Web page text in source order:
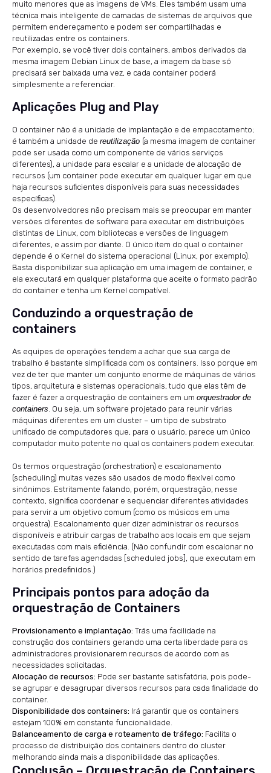
muito menores que as imagens de VMs. Eles também usam uma
técnica mais inteligente de camadas de sistemas de arquivos que
permitem endereçamento e podem ser compartilhadas e
reutilizadas entre os containers.
Por exemplo, se você tiver dois containers, ambos derivados da
mesma imagem Debian Linux de base, a imagem da base só
precisará ser baixada uma vez, e cada container poderá
simplesmente a referenciar.
Aplicações Plug and Play
O container não é a unidade de implantação e de empacotamento;
é também a unidade de reutilização (a mesma imagem de container
pode ser usada como um componente de vários serviços
diferentes), a unidade para escalar e a unidade de alocação de
recursos (um container pode executar em qualquer lugar em que
haja recursos suficientes disponíveis para suas necessidades
específicas).
Os desenvolvedores não precisam mais se preocupar em manter
versões diferentes de software para executar em distribuições
distintas de Linux, com bibliotecas e versões de linguagem
diferentes, e assim por diante. O único item do qual o container
depende é o Kernel do sistema operacional (Linux, por exemplo).
Basta disponibilizar sua aplicação em uma imagem de container, e
ela executará em qualquer plataforma que aceite o formato padrão
do container e tenha um Kernel compatível.
Conduzindo a orquestração de
containers
As equipes de operações tendem a achar que sua carga de
trabalho é bastante simplificada com os containers. Isso porque em
vez de ter que manter um conjunto enorme de máquinas de vários
tipos, arquitetura e sistemas operacionais, tudo que elas têm de
fazer é fazer a orquestração de containers em um orquestrador de
containers . Ou seja, um software projetado para reunir várias
máquinas diferentes em um cluster – um tipo de substrato
unificado de computadores que, para o usuário, parece um único
computador muito potente no qual os containers podem executar.
Os termos orquestração (orchestration) e escalonamento
(scheduling) muitas vezes são usados de modo flexível como
sinônimos. Estritamente falando, porém, orquestração, nesse
contexto, significa coordenar e sequenciar diferentes atividades
para servir a um objetivo comum (como os músicos em uma
orquestra). Escalonamento quer dizer administrar os recursos
disponíveis e atribuir cargas de trabalho aos locais em que sejam
executadas com mais eficiência. (Não confundir com escalonar no
sentido de tarefas agendadas [scheduled jobs], que executam em
horários predefinidos.)
Principais pontos para adoção da
orquestração de Containers
Provisionamento e implantação: Trás uma facilidade na
construção dos containers gerando uma certa liberdade para os
administradores provisionarem recursos de acordo com as
necessidades solicitadas.
Alocação de recursos: Pode ser bastante satisfatória, pois pode-
se agrupar e desagrupar diversos recursos para cada finalidade do
container.
Disponibilidade dos containers: Irá garantir que os containers
estejam 100% em constante funcionalidade.
Balanceamento de carga e roteamento de tráfego: Facilita o
processo de distribuição dos containers dentro do cluster
melhorando ainda mais a disponibilidade das aplicações.